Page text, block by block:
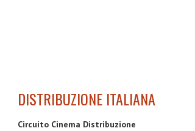
DISTRIBUZIONE ITALIANA
Circuito Cinema Distribuzione